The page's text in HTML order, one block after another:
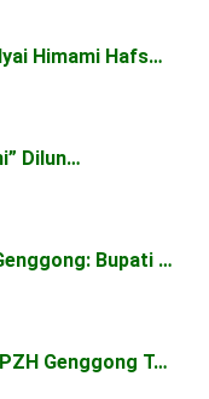
Himami Hafs…
Dilun…
Bupati …
Genggong T…